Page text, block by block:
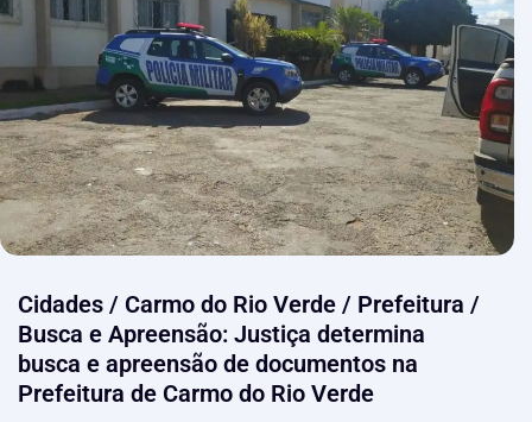
Cidades / Carmo do Rio Verde / Prefeitura /
Busca e Apreensão: Justiça determina
busca e apreensão de documentos na
Prefeitura de Carmo do Rio Verde